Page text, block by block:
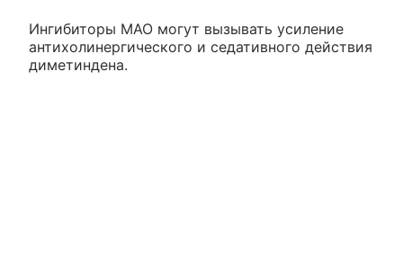
Ингибиторы МАО могут вызывать усиление
антихолинергического и седативного действия
диметиндена.